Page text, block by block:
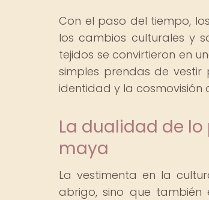
Con el paso del tiempo,
los cambios culturales y
tejidos se convirtieron en
simples prendas de
identidad y la cosmovisión
La dualidad de
maya
La vestimenta en la
abrigo, sino que